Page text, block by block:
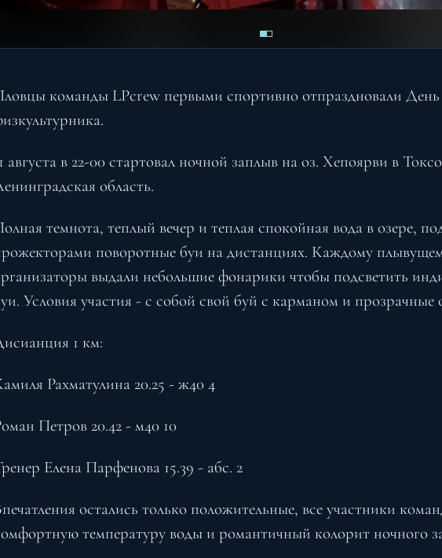
команды LPcrew первыми спортивно отпраздновали День
августа в 22-00 стартовал ночной заплыв на оз. Хепоярви в
область.
темнота, теплый вечер и теплая спокойная вода в озере,
поворотные буи на дистанциях. Каждому
выдали небольшие фонарики чтобы подсветить
Условия участия - с собой свой буй с карманом и прозрачные
1 км:
Рахматулина 20.25 - ж40 4
Петров 20.42 - м40 10
Елена Парфенова 15.39 - абс. 2
остались только положительные, все участники
температуру воды и романтичный колорит ночного